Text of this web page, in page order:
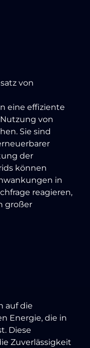
von
eine effiziente
von
Sie sind
der
können
in
reagieren,
großer
auf die
Energie, die in
Diese
Zuverlässigkeit